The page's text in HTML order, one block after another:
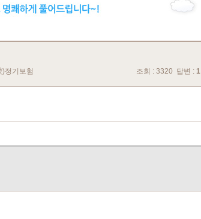
정기보험 조회 : 3320 답변 : 1